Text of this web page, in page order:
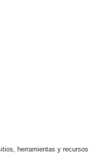
herramientas y recursos